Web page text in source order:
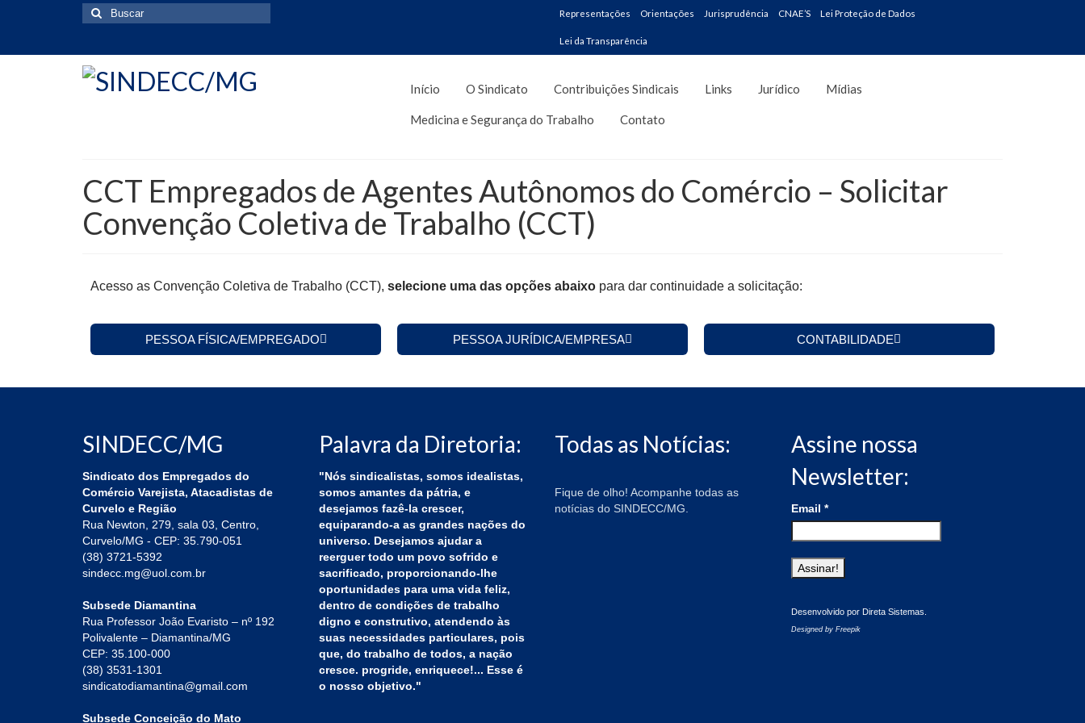
Representações Orientações Jurisprudência CNAE’S Lei Proteção de Dados
Lei da Transparência
Início O Sindicato Contribuições Sindicais Links Jurídico Mídias
Medicina e Segurança do Trabalho Contato
CCT Empregados de Agentes Autônomos do Comércio – Solicitar
Convenção Coletiva de Trabalho (CCT)
Acesso as Convenção Coletiva de Trabalho (CCT), selecione uma das opções abaixo para dar continuidade a solicitação:
PESSOA FÍSICA/EMPREGADO PESSOA JURÍDICA/EMPRESA CONTABILIDADE
SINDECC/MG
Sindicato dos Empregados do
Comércio Varejista, Atacadistas de
Curvelo e Região
Rua Newton, 279, sala 03, Centro,
Curvelo/MG - CEP: 35.790-051
(38) 3721-5392
sindecc.mg@uol.com.br
Subsede Diamantina
Rua Professor João Evaristo – nº 192
Polivalente – Diamantina/MG
CEP: 35.100-000
(38) 3531-1301
sindicatodiamantina@gmail.com
Subsede Conceição do Mato
Palavra da Diretoria:
"Nós sindicalistas, somos idealistas,
somos amantes da pátria, e
desejamos fazê-la crescer,
equiparando-a as grandes nações do
universo. Desejamos ajudar a
reerguer todo um povo sofrido e
sacrificado, proporcionando-lhe
oportunidades para uma vida feliz,
dentro de condições de trabalho
digno e construtivo, atendendo às
suas necessidades particulares, pois
que, do trabalho de todos, a nação
cresce. progride, enriquece!... Esse é
o nosso objetivo."
Todas as Notícias:
Fique de olho! Acompanhe todas as
notícias do SINDECC/MG.
Assine nossa
Newsletter:
Email *
Desenvolvido por Direta Sistemas
Designed by Freepik